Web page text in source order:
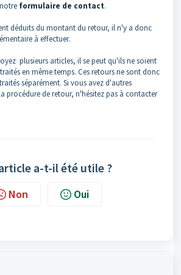
formulaire de contact.
déduits du montant du retour, il n'y a donc
à effectuer.
plusieurs articles, il se peut qu'ils ne soient
en même temps. Ces retours ne sont donc
séparément. Si vous avez d'autres
procédure de retour, n'hésitez pas à contacter
a-t-il été utile ?
Non Oui